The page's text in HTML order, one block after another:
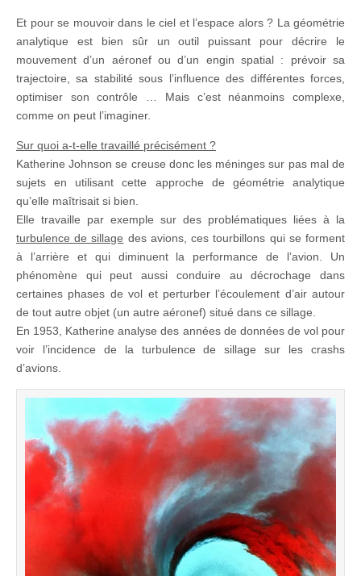
Et pour se mouvoir dans le ciel et l’espace alors ? La géométrie
analytique est bien sûr un outil puissant pour décrire le
mouvement d’un aéronef ou d’un engin spatial : prévoir sa
trajectoire, sa stabilité sous l’influence des différentes forces,
optimiser son contrôle … Mais c’est néanmoins complexe,
comme on peut l’imaginer.
Sur quoi a-t-elle travaillé précisément ?
Katherine Johnson se creuse donc les méninges sur pas mal de
sujets en utilisant cette approche de géométrie analytique
qu’elle maîtrisait si bien.
Elle travaille par exemple sur des problématiques liées à la
turbulence de sillage des avions, ces tourbillons qui se forment
à l’arrière et qui diminuent la performance de l’avion. Un
phénomène qui peut aussi conduire au décrochage dans
certaines phases de vol et perturber l’écoulement d’air autour
de tout autre objet (un autre aéronef) situé dans ce sillage.
En 1953, Katherine analyse des années de données de vol pour
voir l’incidence de la turbulence de sillage sur les crashs
d’avions.